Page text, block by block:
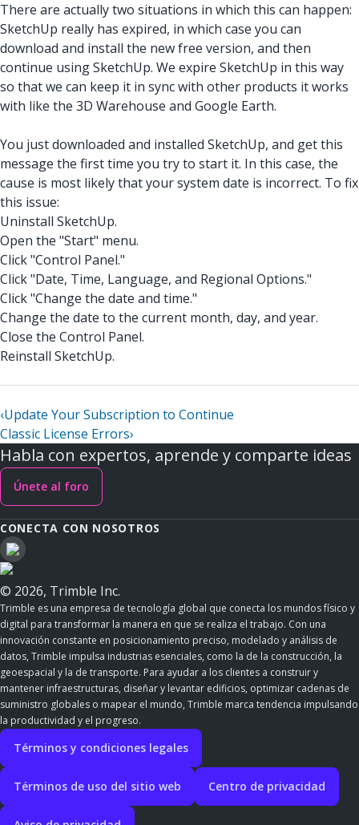
There are actually two situations in which this can happen:
SketchUp really has expired, in which case you can
download and install the new free version, and then
continue using SketchUp. We expire SketchUp in this way
so that we can keep it in sync with other products it works
with like the 3D Warehouse and Google Earth.
You just downloaded and installed SketchUp, and get this
message the first time you try to start it. In this case, the
cause is most likely that your system date is incorrect. To fix
this issue:
Uninstall SketchUp.
Open the "Start" menu.
Click "Control Panel."
Click "Date, Time, Language, and Regional Options."
Click "Change the date and time."
Change the date to the current month, day, and year.
Close the Control Panel.
Reinstall SketchUp.
‹Update Your Subscription to Continue
Classic License Errors›
Habla con expertos, aprende y comparte ideas
Únete al foro
CONECTA CON NOSOTROS
© 2026, Trimble Inc.
Trimble es una empresa de tecnología global que conecta los mundos físico y
digital para transformar la manera en que se realiza el trabajo. Con una
innovación constante en posicionamiento preciso, modelado y análisis de
datos, Trimble impulsa industrias esenciales, como la de la construcción, la
geoespacial y la de transporte. Para ayudar a los clientes a construir y
mantener infraestructuras, diseñar y levantar edificios, optimizar cadenas de
suministro globales o mapear el mundo, Trimble marca tendencia impulsando
la productividad y el progreso.
Términos y condiciones legales
Términos de uso del sitio web Centro de privacidad